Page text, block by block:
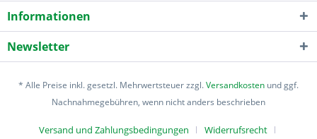
Informationen
Newsletter
* Alle Preise inkl. gesetzl. Mehrwertsteuer zzgl.Versandkosten und ggf.
Nachnahmegebühren, wenn nicht anders beschrieben
Versand und Zahlungsbedingungen Widerrufsrecht